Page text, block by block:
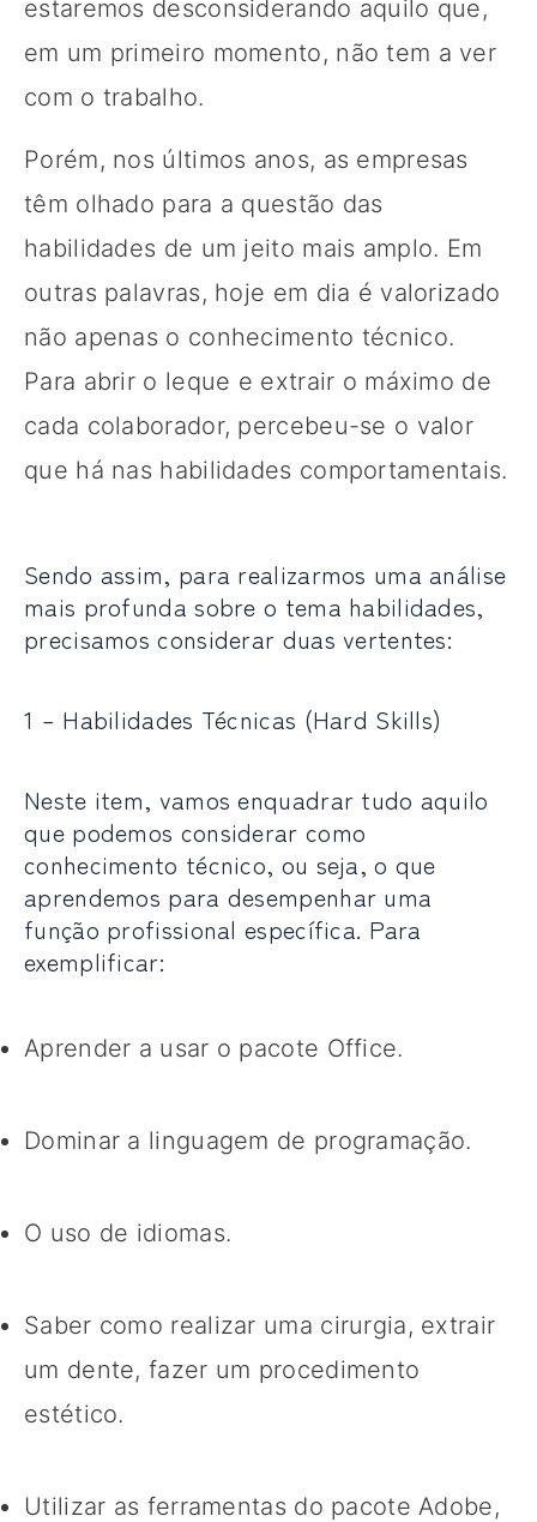
estaremos desconsiderando aquilo que,
em um primeiro momento, não tem a ver
com o trabalho.
Porém, nos últimos anos, as empresas
têm olhado para a questão das
habilidades de um jeito mais amplo. Em
outras palavras, hoje em dia é valorizado
não apenas o conhecimento técnico.
Para abrir o leque e extrair o máximo de
cada colaborador, percebeu-se o valor
que há nas habilidades comportamentais.
Sendo assim, para realizarmos uma análise
mais profunda sobre o tema habilidades,
precisamos considerar duas vertentes:
1 – Habilidades Técnicas (Hard Skills)
Neste item, vamos enquadrar tudo aquilo
que podemos considerar como
conhecimento técnico, ou seja, o que
aprendemos para desempenhar uma
função profissional específica. Para
exemplificar:
Aprender a usar o pacote Office.
Dominar a linguagem de programação.
O uso de idiomas.
Saber como realizar uma cirurgia, extrair
um dente, fazer um procedimento
estético.
Utilizar as ferramentas do pacote Adobe,